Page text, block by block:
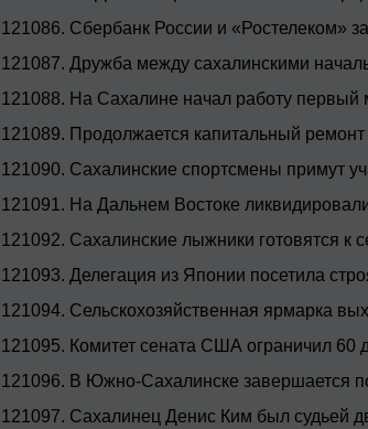
121086. Сбербанк России и «Ростелеком»
121087. Дружба между сахалинскими
121088. На Сахалине начал работу
121089. Продолжается капитальный
121090. Сахалинские спортсмены примут
121091. На Дальнем Востоке
121092. Сахалинские лыжники готовятся к
121093. Делегация из Японии посетила
121094. Сельскохозяйственная ярмарка
121095. Комитет сената США ограничил 60
121096. В Южно-Сахалинске завершается
121097. Сахалинец Денис Ким был судьей